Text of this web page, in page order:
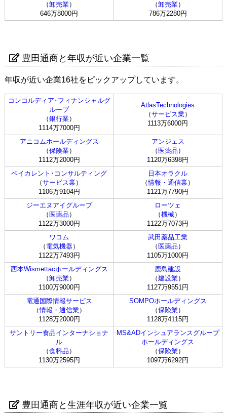
（卸売業）
646万8000円
（卸売業）
786万2280円
豊田通商と年収が近い企業一覧
年収が近い企業16社をピックアップしています。
コンコルディア･フィナンシャルグ
ループ
（銀行業）
1114万7000円
AtlasTechnologies
（サービス業）
1113万6000円
アニコムホールディングス
（保険業）
1112万2000円
アンジェス
（ 医薬品 ）
1120万6398円
ベイカレント･コンサルティング
（サービス業）
1106万9104円
日本オラクル
（情報・通信業）
1121万7790円
ジーエヌアイグループ
（ 医薬品 ）
1122万3000円
ローツェ
（機械）
1122万7073円
ワコム
（ 電気機器）
1122万7493円
武田薬品工業
（ 医薬品 ）
1105万1000円
西本Wismettacホールディングス
（卸売業）
1100万9000円
鹿島建設
（建設業）
1127万9551円
電通国際情報サービス
（情報・通信業）
1128万2000円
SOMPOホールディングス
（保険業）
1128万4115円
サントリー食品インターナショナ
ル
（食料品 ）
1130万2595円
MS&ADインシュアランスグループ
ホールディングス
（保険業）
1097万6292円
豊田通商と生涯年収が近い企業一覧